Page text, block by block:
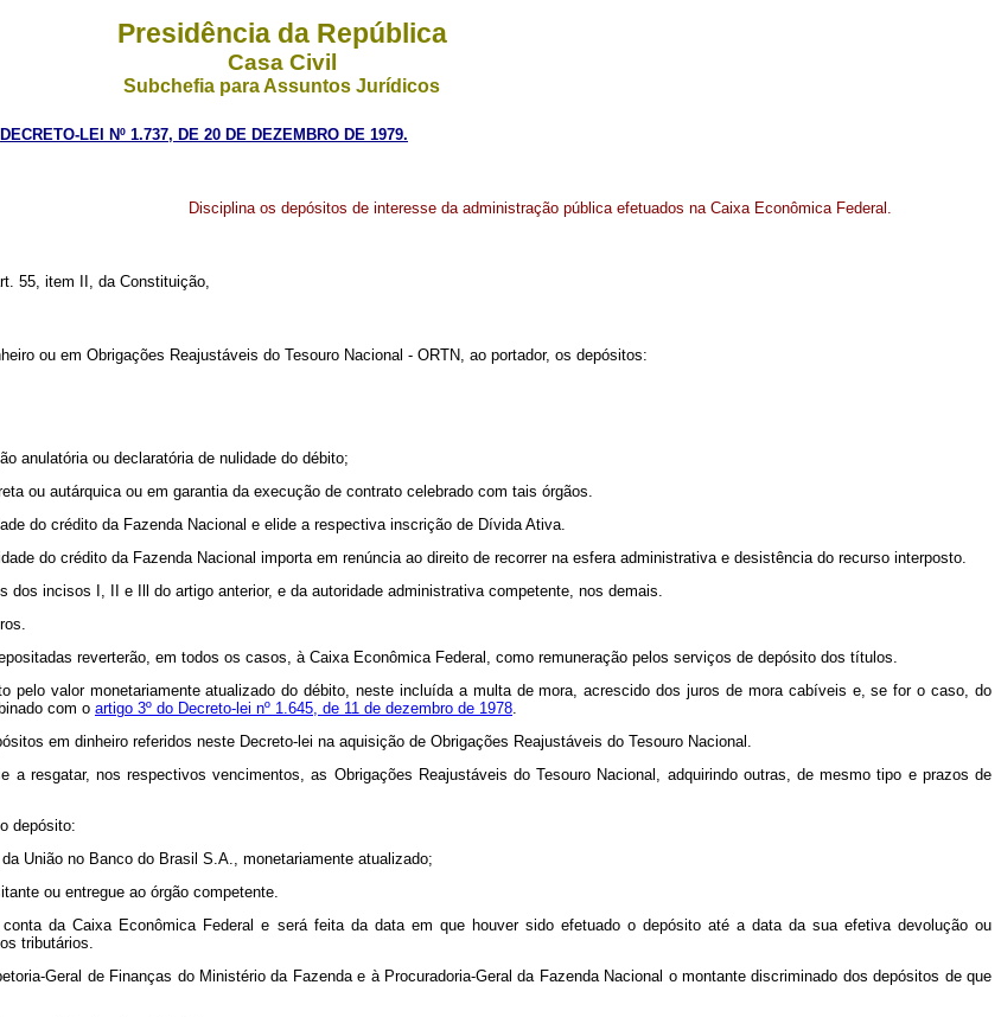
Presidência da República
Casa Civil
Subchefia para Assuntos Jurídicos
DECRETO-LEI Nº 1.737, DE 20 DE DEZEMBRO DE 1979.
Disciplina os depósitos de interesse da administração pública efetuados na Caixa Econômica Federal.
55, item II, da Constituição,
ou em Obrigações Reajustáveis do Tesouro Nacional - ORTN, ao portador, os depósitos:
anulatória ou declaratória de nulidade do débito;
ou autárquica ou em garantia da execução de contrato celebrado com tais órgãos.
do crédito da Fazenda Nacional e elide a respectiva inscrição de Dívida Ativa.
do crédito da Fazenda Nacional importa em renúncia ao direito de recorrer na esfera administrativa e desistência do recurso interposto.
incisos I, II e Ill do artigo anterior, e da autoridade administrativa competente, nos demais.
reverterão, em todos os casos, à Caixa Econômica Federal, como remuneração pelos serviços de depósito dos títulos.
valor monetariamente atualizado do débito, neste incluída a multa de mora, acrescido dos juros de mora cabíveis e, se for o caso, do
com o artigo 3º do Decreto-lei nº 1.645, de 11 de dezembro de 1978.
em dinheiro referidos neste Decreto-lei na aquisição de Obrigações Reajustáveis do Tesouro Nacional.
a resgatar, nos respectivos vencimentos, as Obrigações Reajustáveis do Tesouro Nacional, adquirindo outras, de mesmo tipo e prazos de
depósito:
União no Banco do Brasil S.A., monetariamente atualizado;
ou entregue ao órgão competente.
da Caixa Econômica Federal e será feita da data em que houver sido efetuado o depósito até a data da sua efetiva devolução ou
tributários.
Geral de Finanças do Ministério da Fazenda e à Procuradoria-Geral da Fazenda Nacional o montante discriminado dos depósitos de que